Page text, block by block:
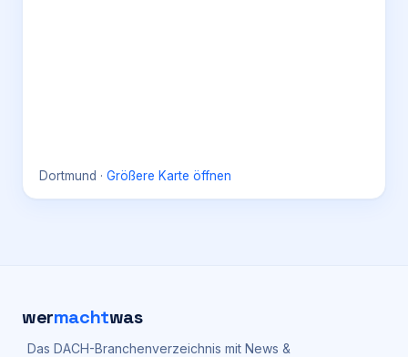
Dortmund · Größere Karte öffnen
wermachtwas
Das DACH-Branchenverzeichnis mit News &